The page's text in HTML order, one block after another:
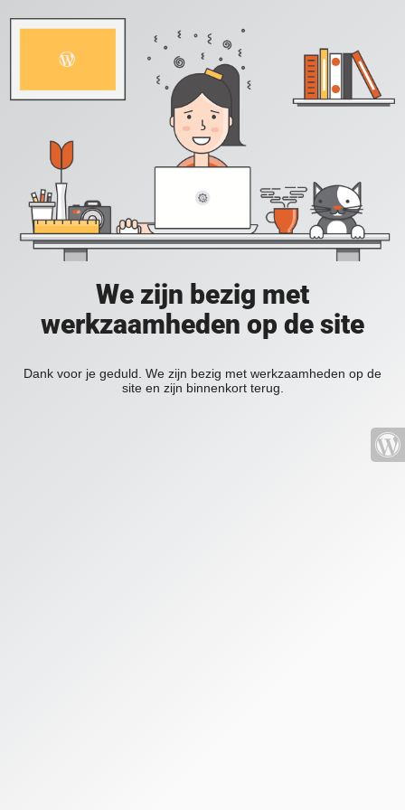
We zijn bezig met
werkzaamheden op de site
Dank voor je geduld. We zijn bezig met werkzaamheden op de
site en zijn binnenkort terug.